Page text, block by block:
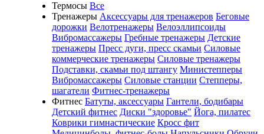
Термосы Все
Тренажеры Аксессуары для тренажеров Беговые
дорожки Велотренажеры Велоэллипсоиды
Вибромассажеры Гребные тренажеры Детские
тренажеры Пресс дуги, пресс скамьи Силовые
коммерческие тренажеры Силовые тренажеры
Подставки, скамьи под штангу Министепперы
Вибромассажеры Силовые станции Степперы,
шагатели Фитнес-тренажеры
Фитнес Батуты, аксессуары Гантели, бодибары
Детский фитнес Диски "здоровье" Йога, пилатес
Коврики гимнастические Кросс фит